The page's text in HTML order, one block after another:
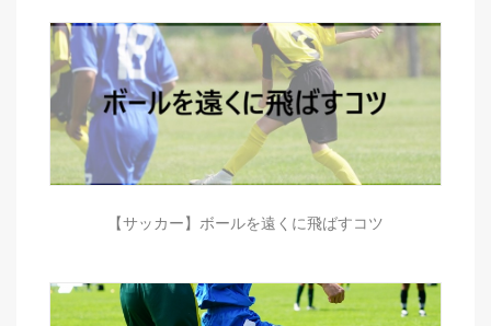
【サッカー】ボールを遠くに飛ばすコツ